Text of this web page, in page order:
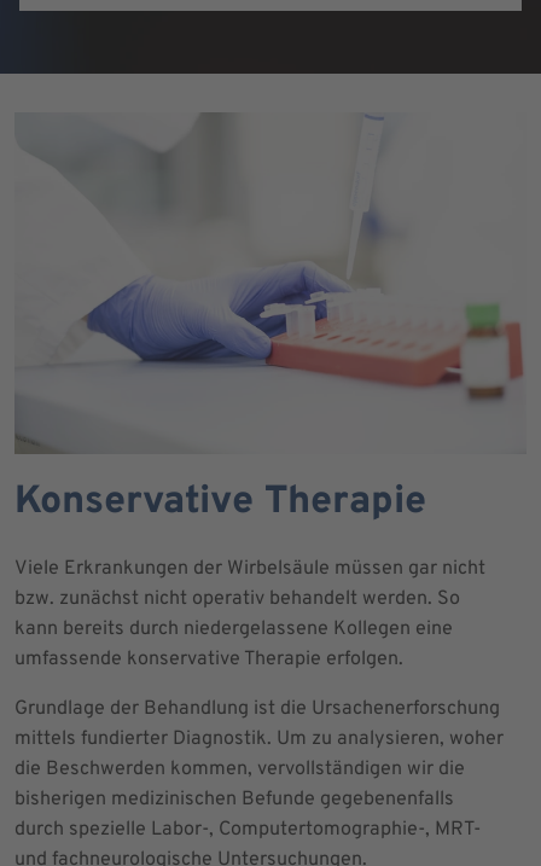
Konservative Therapie
Viele Erkrankungen der Wirbelsäule müssen gar nicht
bzw. zunächst nicht operativ behandelt werden. So
kann bereits durch niedergelassene Kollegen eine
umfassende konservative Therapie erfolgen.
Grundlage der Behandlung ist die Ursachenerforschung
mittels fundierter Diagnostik. Um zu analysieren, woher
die Beschwerden kommen, vervollständigen wir die
bisherigen medizinischen Befunde gegebenenfalls
durch spezielle Labor-, Computertomographie-, MRT-
und fachneurologische Untersuchungen.